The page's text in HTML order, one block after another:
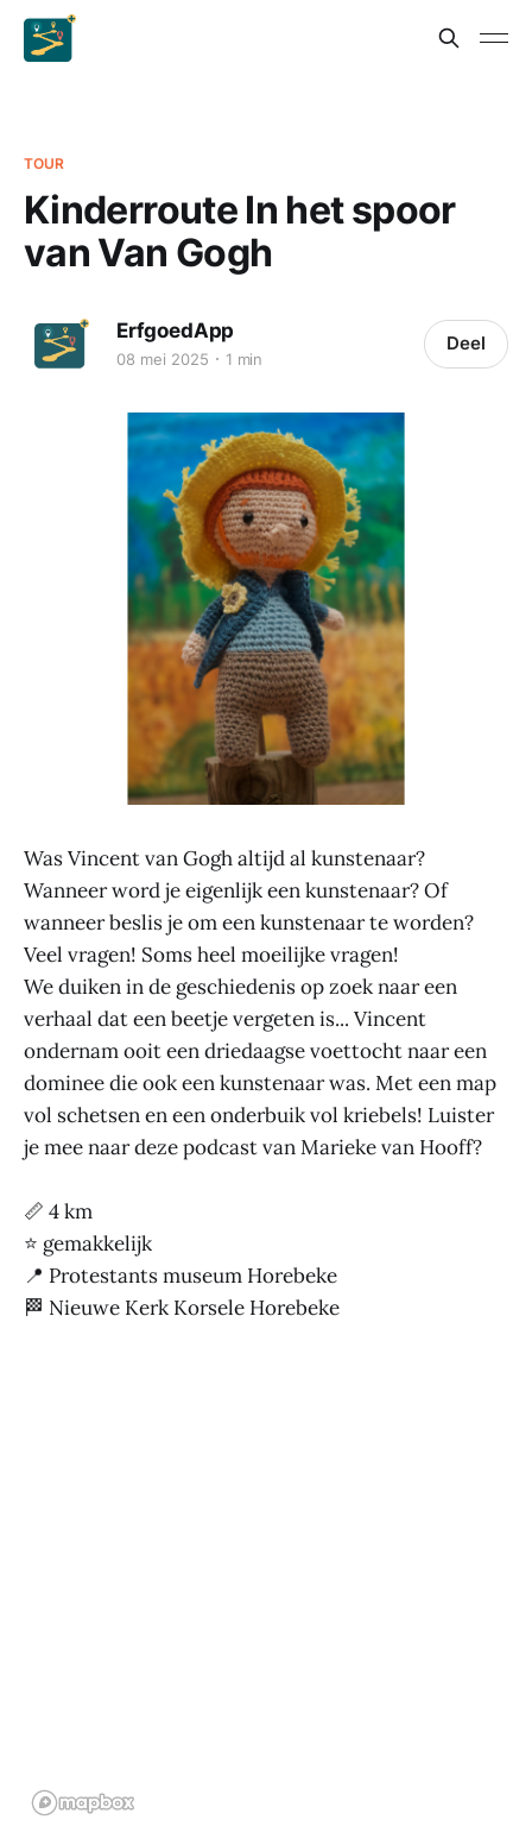
TOUR
Kinderroute In het spoor
van Van Gogh
ErfgoedApp
08 mei 2025 1 min
Deel
Was Vincent van Gogh altijd al kunstenaar?
Wanneer word je eigenlijk een kunstenaar? Of
wanneer beslis je om een kunstenaar te worden?
Veel vragen! Soms heel moeilijke vragen!
We duiken in de geschiedenis op zoek naar een
verhaal dat een beetje vergeten is... Vincent
ondernam ooit een driedaagse voettocht naar een
dominee die ook een kunstenaar was. Met een map
vol schetsen en een onderbuik vol kriebels! Luister
je mee naar deze podcast van Marieke van Hooff?
📏 4 km
⭐ gemakkelijk
📍 Protestants museum Horebeke
🏁 Nieuwe Kerk Korsele Horebeke